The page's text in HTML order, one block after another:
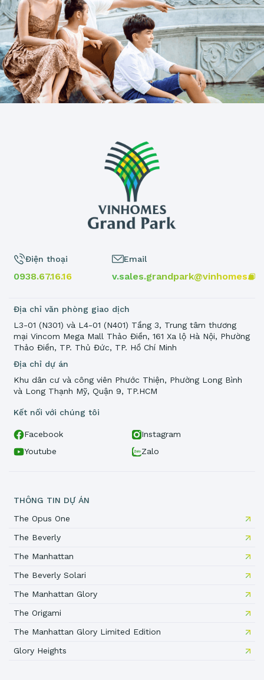
Địa chỉ dự án
Khu dân cư và công viên Phước Thiện, Phường Long Bình
và Long Thạnh Mỹ, Quận 9, TP.HCM
Điện thoại
0938.67.16.16
Email
v.sales.grandpark@vinhomes.vn
Địa chỉ văn phòng giao dịch
L3-01 (N301) và L4-01 (N401) Tầng 3, Trung tâm thương
mại Vincom Mega Mall Thảo Điền, 161 Xa lộ Hà Nội, Phường
Thảo Điền, TP. Thủ Đức, TP. Hồ Chí Minh
Kết nối với chúng tôi
Facebook
Instagram
Youtube
Zalo
THÔNG TIN DỰ ÁN
The Opus One
The Beverly
The Manhattan
The Beverly Solari
The Manhattan Glory
The Origami
The Manhattan Glory Limited Edition
Glory Heights